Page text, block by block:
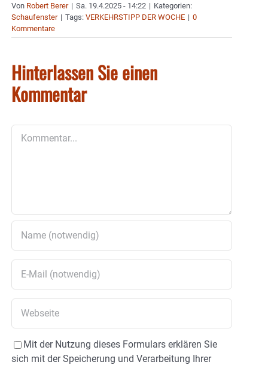
Von Robert Berer | Sa. 19.4.2025 - 14:22 | Kategorien:
Schaufenster | Tags: VERKEHRSTIPP DER WOCHE | 0
Kommentare
Hinterlassen Sie einen
Kommentar
Mit der Nutzung dieses Formulars erklären Sie
sich mit der Speicherung und Verarbeitung Ihrer